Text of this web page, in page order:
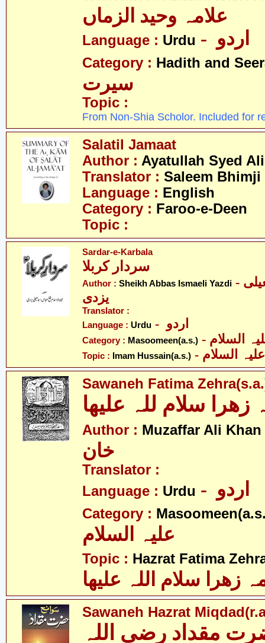
علامہ وحید الزماں
Language : Urdu
Category : Hadith and
سیرت
Topic :
From Non-Shia Scholor. Included for
Salatil Jamaat
Author : Ayatullah Syed
Translator : Saleem Bhimji
Language : English
Category : Faroo-e-Deen
Topic :
Sardar-e-Karbala
سردار کربلا
Author : Sheikh Abbas Ismaeli Yazdi - شیخ عبّاس اسمٰعیلی
یزدی
Translator :
Language : Urdu
Category : Masoomeen(a.s.)
Topic : Imam Hussain(a.s.) السلام
Sawaneh Fatima
Author : Muzaffar Ali Khan
خان
Translator :
Language : Urdu
Category :
Topic : Hazrat Fatima
زھرا سلام اللہ علیھا
Sawaneh Hazrat
مقداد رضی اللہ